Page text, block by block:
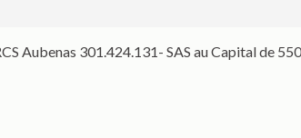
Aubenas 301.424.131- SAS au Capital de